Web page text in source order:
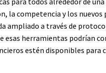
la competencia y los
ampliado a través de
esas herramientas podrían
estén disponibles para